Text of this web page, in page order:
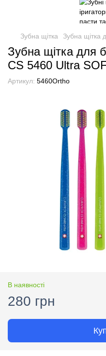
Зубна щітка Зубна щітка
Зубна щітка для
CS 5460 Ultra
Артикул: 5460Ortho
В наявності
280 грн